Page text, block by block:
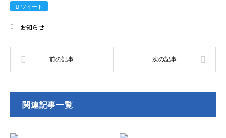
ツイート
お知らせ
関連記事一覧